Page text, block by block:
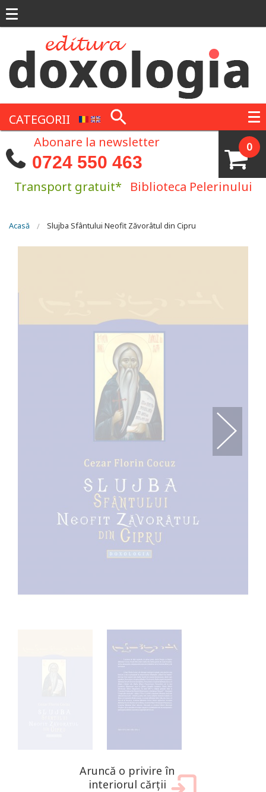
CATEGORII
0
Abonare la newsletter
0724 550 463
Transport gratuit* Biblioteca Pelerinului
Eşti aici
Acasă Slujba Sfântului Neofit Zăvorâtul din Cipru
Aruncă o privire în
interiorul cărții